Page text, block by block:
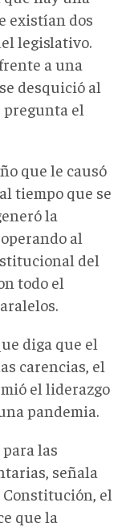
existían dos
legislativo.
a una
desquició al
pregunta el
que le causó
tiempo que se
la
al
del
todo el
diga que el
carencias, el
el liderazgo
pandemia.
las
señala
Constitución, el
que la